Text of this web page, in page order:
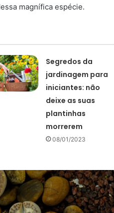
magnífica espécie.
Segredos da
jardinagem para
iniciantes: não
deixe as suas
plantinhas
morrerem
08/01/2023